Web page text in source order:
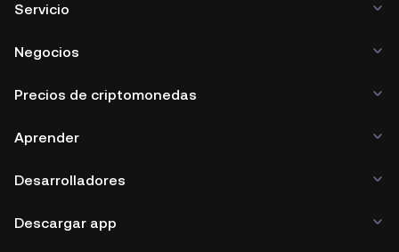
Servicio
Negocios
Precios de criptomonedas
Aprender
Desarrolladores
Descargar app